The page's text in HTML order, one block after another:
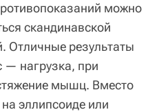
можно
скандинавской
Отличные результаты
— нагрузка, при
мышц. Вместо
эллипсоиде или